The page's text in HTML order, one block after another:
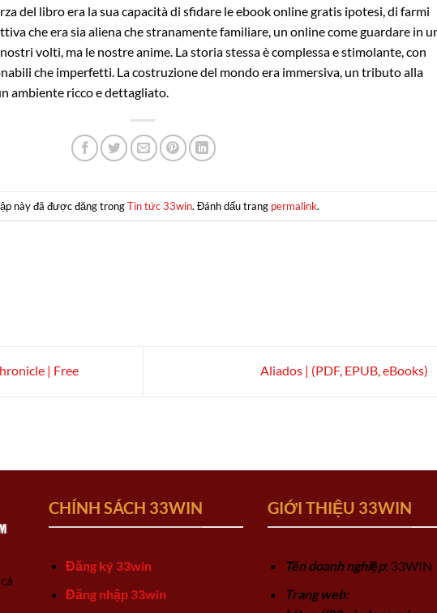
del libro era la sua capacità di sfidare le ebook online gratis ipotesi, di farmi
che era sia aliena che stranamente familiare, un online come guardare in
volti, ma le nostre anime. La storia stessa è complessa e stimolante, con
che imperfetti. La costruzione del mondo era immersiva, un tributo alla
ambiente ricco e dettagliato.
này đã được đăng trongTin tức 33win. Đánh dấu trang permalink.
| Free Aliados | (PDF, EPUB, eBooks)
CHÍNH SÁCH 33WIN
Đăng ký 33win
Đăng nhập 33win
GIỚI THIỆU 33WIN
Tên doanh nghiệp: 33WIN
Trang web: